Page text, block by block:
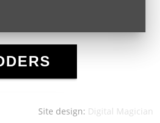
Site design: Digital Magician